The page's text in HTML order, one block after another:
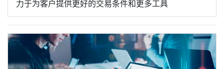
力于为客户提供更好的交易条件和更多工具